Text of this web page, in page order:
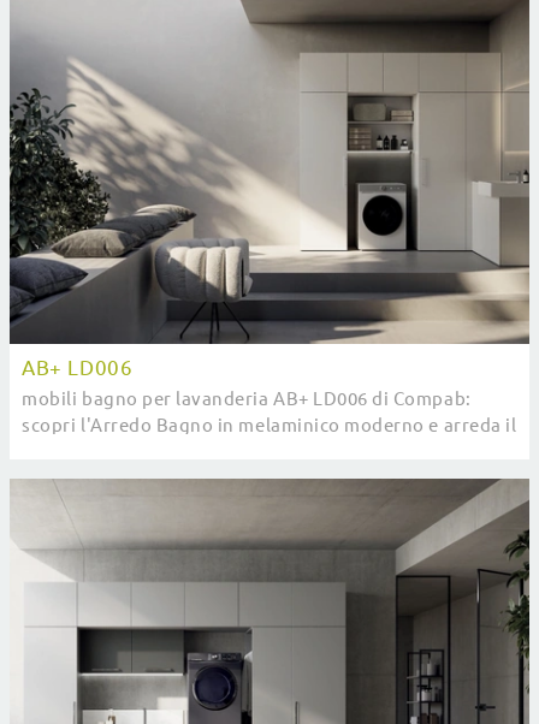
AB+ LD006
mobili bagno per lavanderia AB+ LD006 di Compab:
scopri l'Arredo Bagno in melaminico moderno e arreda il